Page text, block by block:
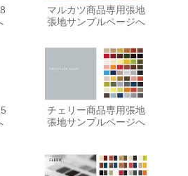
マルカツ商品専用張地
張地サンプルページへ
チェリー商品専用張地
張地サンプルページへ